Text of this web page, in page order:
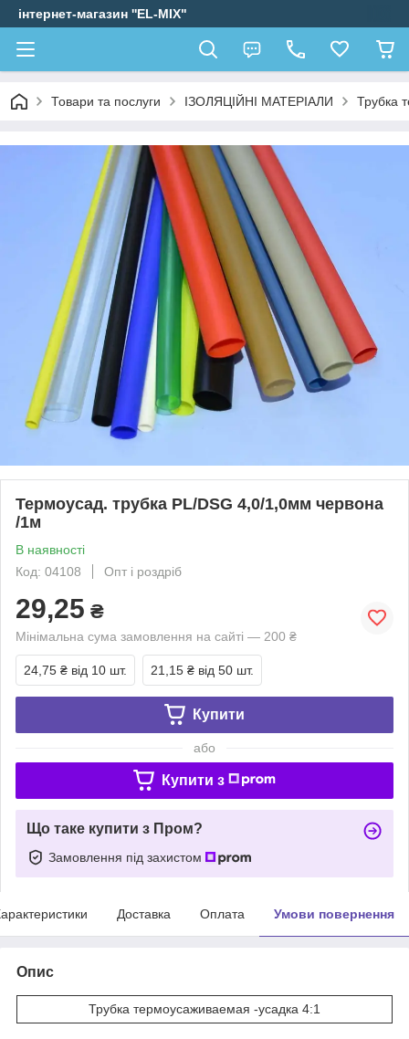
інтернет-магазин ''EL-MIX"
Товари та послуги ІЗОЛЯЦІЙНІ МАТЕРІАЛИ Трубка
Термоусад. трубка PL/DSG 4,0/1,0мм червона
/1м
В наявності
Код: 04108
Опт і роздріб
29,25 ₴
Мінімальна сума замовлення на сайті — 200 ₴
24,75 ₴ від 10 шт. 21,15 ₴ від 50 шт.
Купити
або
Купити з
Що таке купити з Пром?
Замовлення під захистом
Доставка Оплата Умови повернення
Опис
Трубка термоусаживаемая -усадка 4:1